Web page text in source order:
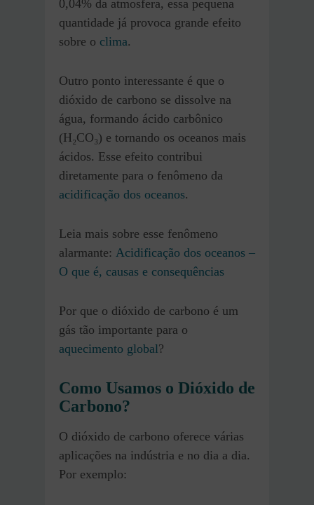
0,04% da atmosfera, essa pequena
quantidade já provoca grande efeito
sobre o clima.
Outro ponto interessante é que o
dióxido de carbono se dissolve na
água, formando ácido carbônico
(H₂CO₃) e tornando os oceanos mais
ácidos. Esse efeito contribui
diretamente para o fenômeno da
acidificação dos oceanos.
Leia mais sobre esse fenômeno
alarmante: Acidificação dos oceanos –
O que é, causas e consequências
Por que o dióxido de carbono é um
gás tão importante para o
aquecimento global?
Como Usamos o Dióxido de
Carbono?
O dióxido de carbono oferece várias
aplicações na indústria e no dia a dia.
Por exemplo: